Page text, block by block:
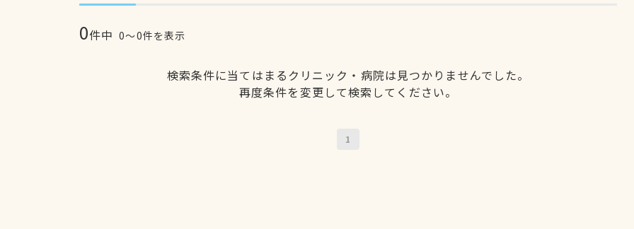
0件中 0〜0件を表示
検索条件に当てはまるクリニック・病院は見つかりませんでした。
再度条件を変更して検索してください。
1